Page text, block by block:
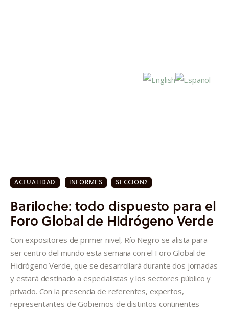
Investigación
Proyectos
Informes
Quiénes somos
ACTUALIDAD INFORMES SECCION2
Bariloche: todo dispuesto para el
Foro Global de Hidrógeno Verde
Con expositores de primer nivel, Río Negro se alista para
ser centro del mundo esta semana con el Foro Global de
Hidrógeno Verde, que se desarrollará durante dos jornadas
y estará destinado a especialistas y los sectores público y
privado. Con la presencia de referentes, expertos,
representantes de Gobiernos de distintos continentes